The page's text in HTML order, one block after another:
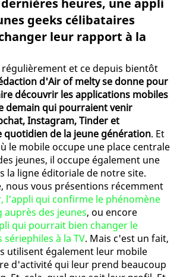
heures, une appli
geeks célibataires
leur rapport à la
régulièrement et ce depuis bientôt
d'Air of melty se donne pour
découvrir les applications mobiles
demain qui pourraient venir
Instagram, Tinder et
quotidien de la jeune génération. Et
le mobile occupe une place centrale
jeunes, il occupe également une
la ligne éditoriale de notre site.
nous vous présentions récemment
l'appli qui confirme le phénomène
auprès des jeunes, ou encore
qui pourrait bien changer le
à la TV. Mais c'est un fait,
utilisent également leur mobile
d'activité qui leur prend beaucoup